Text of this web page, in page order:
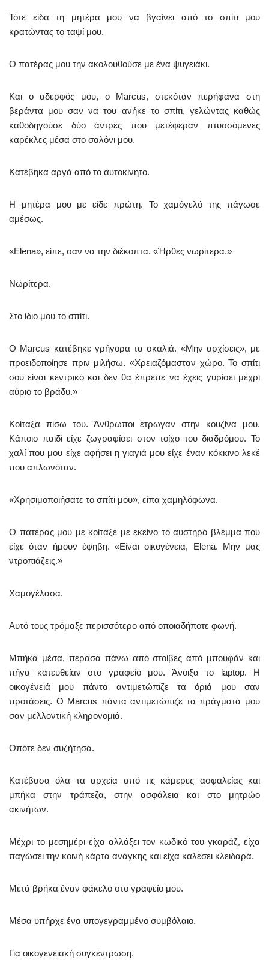
Τότε είδα τη μητέρα μου να βγαίνει από το σπίτι μου
κρατώντας το ταψί μου.
Ο πατέρας μου την ακολουθούσε με ένα ψυγειάκι.
Και ο αδερφός μου, ο Marcus, στεκόταν περήφανα στη
βεράντα μου σαν να του ανήκε το σπίτι, γελώντας καθώς
καθοδηγούσε δύο άντρες που μετέφεραν πτυσσόμενες
καρέκλες μέσα στο σαλόνι μου.
Κατέβηκα αργά από το αυτοκίνητο.
Η μητέρα μου με είδε πρώτη. Το χαμόγελό της πάγωσε
αμέσως.
«Elena», είπε, σαν να την διέκοπτα. «Ήρθες νωρίτερα.»
Νωρίτερα.
Στο ίδιο μου το σπίτι.
Ο Marcus κατέβηκε γρήγορα τα σκαλιά. «Μην αρχίσεις», με
προειδοποίησε πριν μιλήσω. «Χρειαζόμασταν χώρο. Το σπίτι
σου είναι κεντρικό και δεν θα έπρεπε να έχεις γυρίσει μέχρι
αύριο το βράδυ.»
Κοίταξα πίσω του. Άνθρωποι έτρωγαν στην κουζίνα μου.
Κάποιο παιδί είχε ζωγραφίσει στον τοίχο του διαδρόμου. Το
χαλί που μου είχε αφήσει η γιαγιά μου είχε έναν κόκκινο λεκέ
που απλωνόταν.
«Χρησιμοποιήσατε το σπίτι μου», είπα χαμηλόφωνα.
Ο πατέρας μου με κοίταξε με εκείνο το αυστηρό βλέμμα που
είχε όταν ήμουν έφηβη. «Είναι οικογένεια, Elena. Μην μας
ντροπιάζεις.»
Χαμογέλασα.
Αυτό τους τρόμαξε περισσότερο από οποιαδήποτε φωνή.
Μπήκα μέσα, πέρασα πάνω από στοίβες από μπουφάν και
πήγα κατευθείαν στο γραφείο μου. Άνοιξα το laptop. Η
οικογένειά μου πάντα αντιμετώπιζε τα όριά μου σαν
προτάσεις. Ο Marcus πάντα αντιμετώπιζε τα πράγματά μου
σαν μελλοντική κληρονομιά.
Οπότε δεν συζήτησα.
Κατέβασα όλα τα αρχεία από τις κάμερες ασφαλείας και
μπήκα στην τράπεζα, στην ασφάλεια και στο μητρώο
ακινήτων.
Μέχρι το μεσημέρι είχα αλλάξει τον κωδικό του γκαράζ, είχα
παγώσει την κοινή κάρτα ανάγκης και είχα καλέσει κλειδαρά.
Μετά βρήκα έναν φάκελο στο γραφείο μου.
Μέσα υπήρχε ένα υπογεγραμμένο συμβόλαιο.
Για οικογενειακή συγκέντρωση.